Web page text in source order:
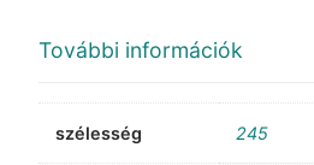
További információk
szélesség 245